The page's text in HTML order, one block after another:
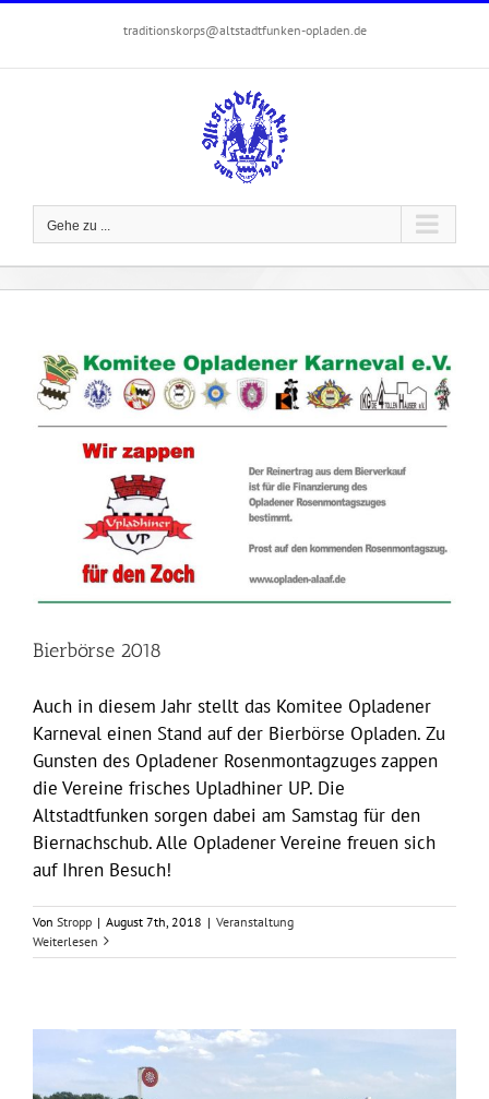
springen
traditionskorps@altstadtfunken-opladen.de
Gehe zu ...
Bierbörse 2018
Auch in diesem Jahr stellt das Komitee Opladener
Karneval einen Stand auf der Bierbörse Opladen. Zu
Gunsten des Opladener Rosenmontagzuges zappen
die Vereine frisches Upladhiner UP. Die
Altstadtfunken sorgen dabei am Samstag für den
Biernachschub. Alle Opladener Vereine freuen sich
auf Ihren Besuch!
Von Stropp | August 7th, 2018 | Veranstaltung
Weiterlesen